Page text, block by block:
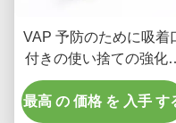
VAP 予防のために吸着
付きの使い捨ての強化
れた内気管
最高 の 価格 を 入手 す